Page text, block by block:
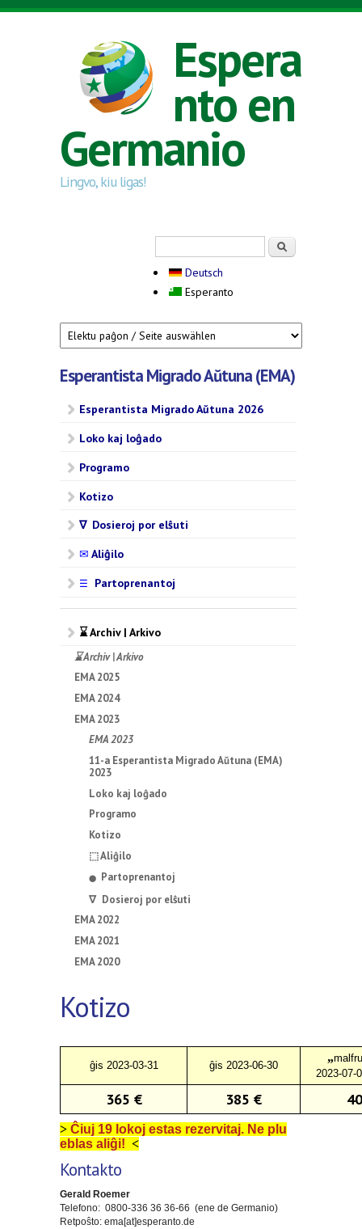
Skip to main content
Espera
nto en
Germanio
Lingvo, kiu ligas!
Deutsch
Esperanto
Esperantista Migrado Aŭtuna (EMA)
Esperantista Migrado Aŭtuna 2026
Loko kaj loĝado
Programo
Kotizo
∇ Dosieroj por elŝuti
✉ Aliĝilo
☰ Partoprenantoj
⌛ Archiv | Arkivo
⌛ Archiv | Arkivo
EMA 2025
EMA 2024
EMA 2023
EMA 2023
11-a Esperantista Migrado Aŭtuna (EMA)
2023
Loko kaj loĝado
Programo
Kotizo
⬚ Aliĝilo
⬤
Partoprenantoj
∇ Dosieroj por elŝuti
EMA 2022
EMA 2021
EMA 2020
Kotizo
ĝis 2023-03-31 ĝis 2023-06-30
„
2023-07-
365 € 385 €
> Ĉiuj 19 lokoj estas rezervitaj. Ne plu
eblas aliĝi! <
Kontakto
Gerald Roemer
Telefono: 0800-336 36 36-66 (ene de Germanio)
Retpoŝto: ema[at]esperanto.de